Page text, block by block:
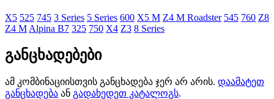
X5 525 745 3 Series 5 Series 600 X5 M Z4 M Roadster 545 760 Z8
Z4 M Alpina B7 325 750 X4 Z3 8 Series
განცხადებები
ამ კომბინაციისთვის განცხადება ჯერ არ არის. დაამატეთ
განცხადება ან გადახედეთ კატალოგს.